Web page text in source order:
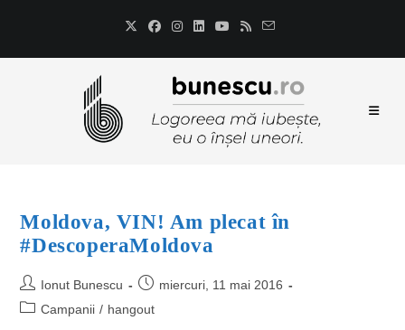
Moldova, VIN! Am plecat în
#DescoperaMoldova
Ionut Bunescu
miercuri, 11 mai 2016
Campanii / hangout